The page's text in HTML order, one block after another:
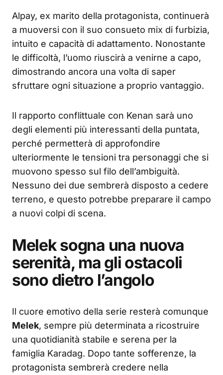
Alpay, ex marito della protagonista, continuerà
a muoversi con il suo consueto mix di furbizia,
intuito e capacità di adattamento. Nonostante
le difficoltà, l’uomo riuscirà a venirne a capo,
dimostrando ancora una volta di saper
sfruttare ogni situazione a proprio vantaggio.
Il rapporto conflittuale con Kenan sarà uno
degli elementi più interessanti della puntata,
perché permetterà di approfondire
ulteriormente le tensioni tra personaggi che si
muovono spesso sul filo dell’ambiguità.
Nessuno dei due sembrerà disposto a cedere
terreno, e questo potrebbe preparare il campo
a nuovi colpi di scena.
Melek sogna una nuova
serenità, ma gli ostacoli
sono dietro l’angolo
Il cuore emotivo della serie resterà comunque
Melek, sempre più determinata a ricostruire
una quotidianità stabile e serena per la
famiglia Karadag. Dopo tante sofferenze, la
protagonista sembrerà credere nella